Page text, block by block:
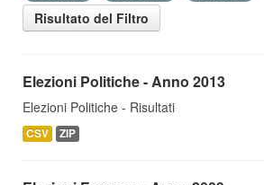
Risultato del Filtro
Elezioni Politiche - Anno 2013
Elezioni Politiche - Risultati
CSV ZIP